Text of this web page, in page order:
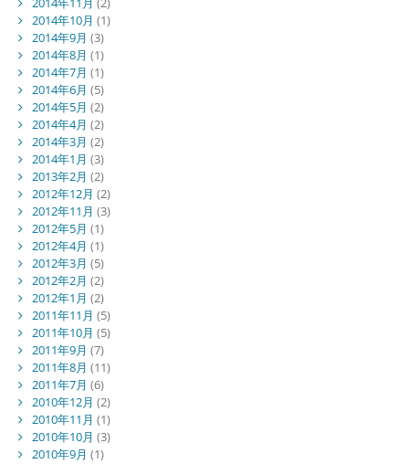
2014年10月 (1)
2014年9月 (3)
2014年8月 (1)
2014年7月 (1)
2014年6月 (5)
2014年5月 (2)
2014年4月 (2)
2014年3月 (2)
2014年1月 (3)
2013年2月 (2)
2012年12月 (2)
2012年11月 (3)
2012年5月 (1)
2012年4月 (1)
2012年3月 (5)
2012年2月 (2)
2012年1月 (2)
2011年11月 (5)
2011年10月 (5)
2011年9月 (7)
2011年8月 (11)
2011年7月 (6)
2010年12月 (2)
2010年11月 (1)
2010年10月 (3)
2010年9月 (1)